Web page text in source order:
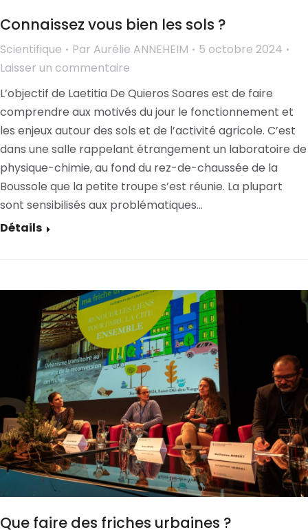
Connaissez vous bien les sols ?
Scientifique Par Aurélie ANNEHEIM
5 octobre 2024
Laisser un commentaire
L’objectif de Laetitia De Quieros Soares est de faire
comprendre aux motivés du jour le fonctionnement et
les enjeux autour des sols et de l’activité agricole. C’est
dans une salle rappelant étrangement un laboratoire de
physique-chimie, au fond du rez-de-chaussée de la
Boussole que la petite troupe s’est réunie. La plupart
sont sensibilisés aux problématiques…
Détails
Que faire des friches urbaines ?